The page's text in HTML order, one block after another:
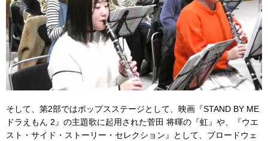
そして、第2部ではポップスステージとして、映画『STAND BY ME
ドラえもん 2』の主題歌に起用された菅田 将暉の『虹』や、『ウエ
スト・サイド・ストーリー・セレクション』として、ブロードウェ